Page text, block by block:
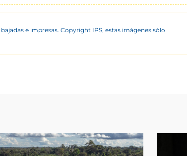
e impresas. Copyright IPS, estas imágenes sólo